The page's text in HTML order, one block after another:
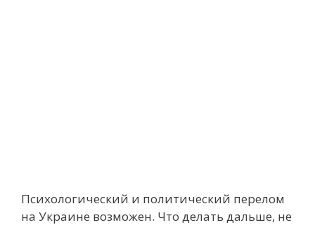
Психологический и политический перелом
на Украине возможен. Что делать дальше, не